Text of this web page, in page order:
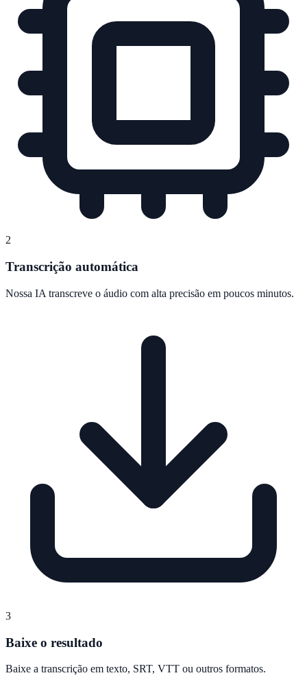
2
Transcrição automática
Nossa IA transcreve o áudio com alta precisão em poucos minutos.
3
Baixe o resultado
Baixe a transcrição em texto, SRT, VTT ou outros formatos.